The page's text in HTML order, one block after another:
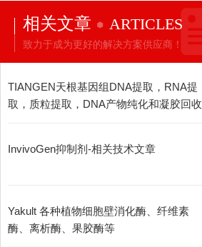
相关文章 ARTICLES
致力于成为更好的解决方案供应商！
TIANGEN天根基因组DNA提取，RNA提
取，质粒提取，DNA产物纯化和凝胶回收
InvivoGen抑制剂-相关技术文章
Yakult 各种植物细胞壁消化酶、纤维素
酶、离析酶、果胶酶等